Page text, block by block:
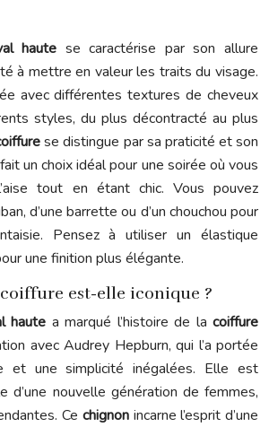
haute se caractérise par son allure
à mettre en valeur les traits du visage.
avec différentes textures de cheveux
styles, du plus décontracté au plus
se distingue par sa praticité et son
un choix idéal pour une soirée où vous
tout en étant chic. Vous pouvez
d’une barrette ou d’un chouchou pour
Pensez à utiliser un élastique
une finition plus élégante.
est-elle iconique ?
haute a marqué l’histoire de la coiffure
avec Audrey Hepburn, qui l’a portée
et une simplicité inégalées. Elle est
d’une nouvelle génération de femmes,
Ce chignon incarne l’esprit d’une